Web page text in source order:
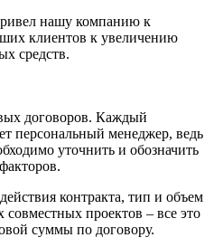
нашу компанию к
клиентов к увеличению
средств.
договоров. Каждый
персональный менеджер, ведь
уточнить и обозначить
контракта, тип и объем
проектов – все это
суммы по договору.